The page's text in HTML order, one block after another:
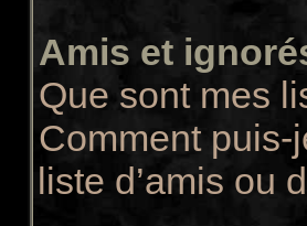
Amis et
Que sont mes
Comment
liste d’amis ou